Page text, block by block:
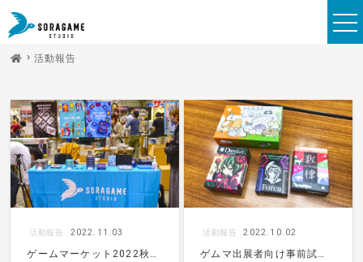
活動報告
活動報告 2022.11.03
ゲームマーケット2022秋、
活動報告 2022.10.02
ゲムマ出展者向け事前試遊